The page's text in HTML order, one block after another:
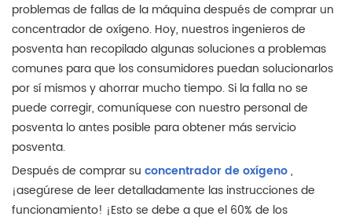
problemas de fallas de la máquina después de comprar un
concentrador de oxígeno. Hoy, nuestros ingenieros de
posventa han recopilado algunas soluciones a problemas
comunes para que los consumidores puedan solucionarlos
por sí mismos y ahorrar mucho tiempo. Si la falla no se
puede corregir, comuníquese con nuestro personal de
posventa lo antes posible para obtener más servicio
posventa.
Después de comprar su concentrador de oxígeno,
¡asegúrese de leer detalladamente las instrucciones de
funcionamiento! ¡Esto se debe a que el 60% de los